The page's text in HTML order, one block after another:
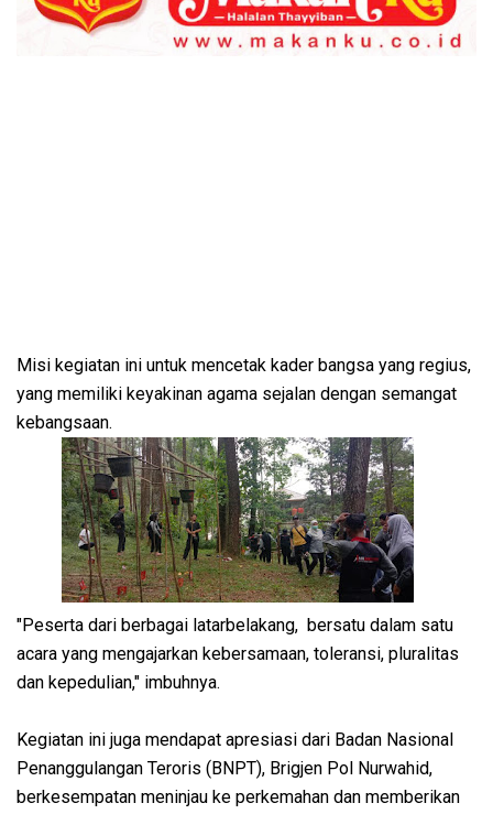
Misi kegiatan ini untuk mencetak kader bangsa yang regius,
yang memiliki keyakinan agama sejalan dengan semangat
kebangsaan.
"Peserta dari berbagai latarbelakang, bersatu dalam satu
acara yang mengajarkan kebersamaan, toleransi, pluralitas
dan kepedulian," imbuhnya.
Kegiatan ini juga mendapat apresiasi dari Badan Nasional
Penanggulangan Teroris (BNPT), Brigjen Pol Nurwahid,
berkesempatan meninjau ke perkemahan dan memberikan